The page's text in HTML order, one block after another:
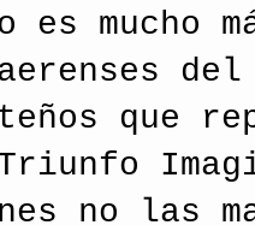
es mucho
que
no las